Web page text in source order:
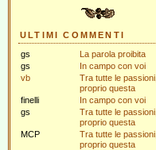
ULTIMI COMMENTI
gs
La parola proibita
gs
In campo con voi
vb
Tra tutte le passioni,
proprio questa
finelli
In campo con voi
gs
Tra tutte le passioni,
proprio questa
MCP
Tra tutte le passioni,
proprio questa